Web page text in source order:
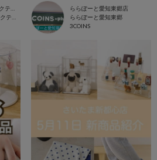
ららぽーと愛知東郷店
ららぽーと愛知東郷
3COINS